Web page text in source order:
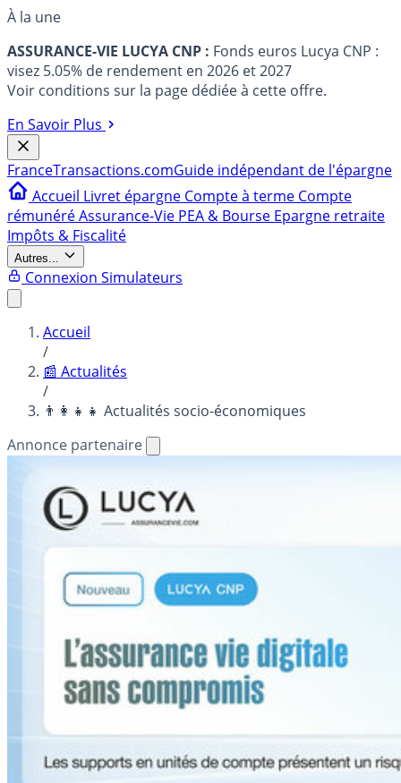
À la une
ASSURANCE-VIE LUCYA CNP : Fonds euros Lucya CNP :
visez 5.05% de rendement en 2026 et 2027
Voir conditions sur la page dédiée à cette offre.
En Savoir Plus
FranceTransactions.comGuide indépendant de l'épargne
Accueil Livret épargne Compte à terme Compte
rémunéréAssurance-Vie PEA & Bourse Epargne retraite
Impôts & Fiscalité
Autres...
Connexion Simulateurs
Accueil
/
📰 Actualités
/
👨‍👩‍👧‍👧 Actualités socio-économiques
Annonce partenaire